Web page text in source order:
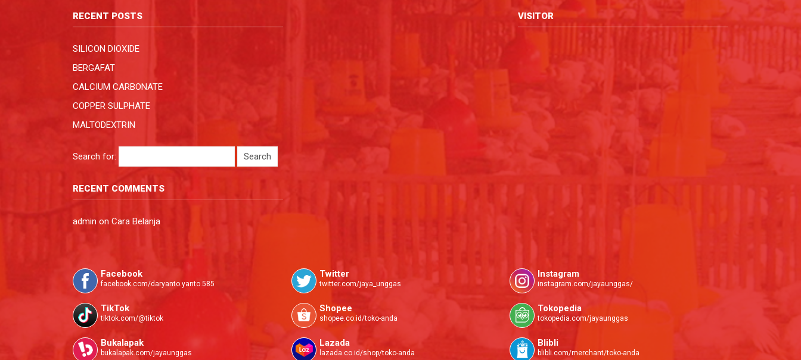
RECENT POSTS
SILICON DIOXIDE
BERGAFAT
CALCIUM CARBONATE
COPPER SULPHATE
MALTODEXTRIN
Search for:
RECENT COMMENTS
admin on Cara Belanja
VISITOR
Facebook
facebook.com/daryanto.yanto.585
Twitter
twitter.com/jaya_unggas
Instagram
instagram.com/jayaunggas/
TikTok
tiktok.com/@tiktok
Shopee
shopee.co.id/toko-anda
Tokopedia
tokopedia.com/jayaunggas
Bukalapak
bukalapak.com/jayaunggas
Lazada
lazada.co.id/shop/toko-anda
Blibli
blibli.com/merchant/toko-anda